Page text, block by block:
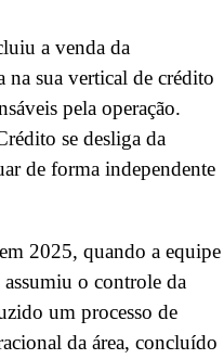
a venda da
na sua vertical de crédito
pela operação.
se desliga da
de forma independente
2025, quando a equipe
o controle da
um processo de
da área, concluído